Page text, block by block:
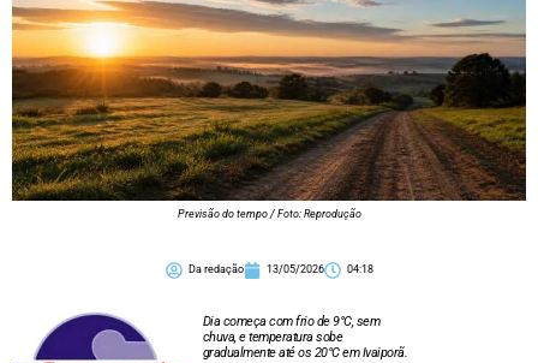
Previsão do tempo / Foto: Reprodução
Da redação 13/05/2026 04:18
Dia começa com frio de 9°C, sem
chuva, e temperatura sobe
gradualmente até os 20°C em Ivaiporã.